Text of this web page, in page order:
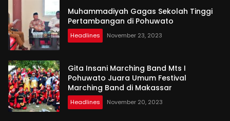
Muhammadiyah Gagas Sekolah Tinggi
Pertambangan di Pohuwato
Headlines November 23, 2023
Gita Insani Marching Band Mts I
Pohuwato Juara Umum Festival
Marching Band di Makassar
Headlines November 20, 2023